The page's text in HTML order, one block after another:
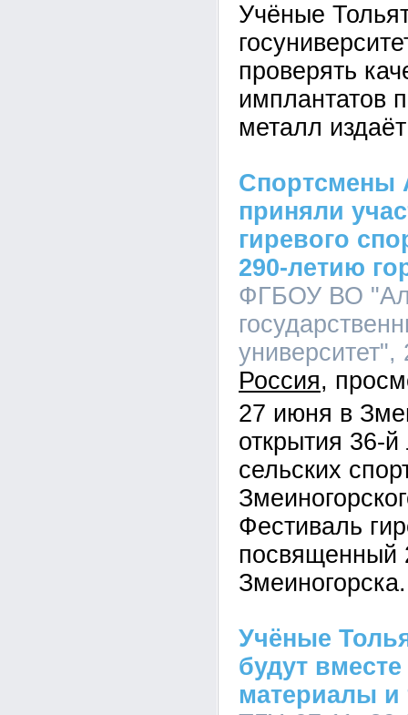
Учёные
проверять
имплантатов
металл
Спортсмены
приняли
гиревого
290-летию
ФГБОУ ВО
Россия
27 июня в
открытия 36-
сельских
Фестиваль
посвященный
Змеиногорска.
Учёные
будут
материалы и